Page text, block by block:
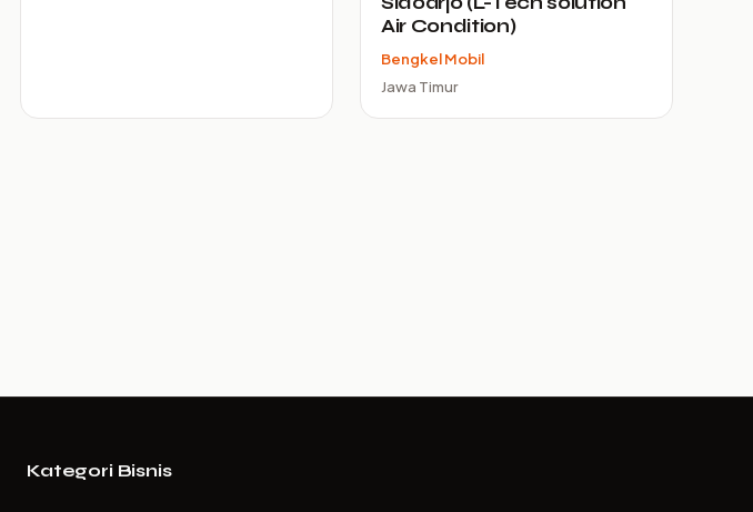
Air Condition)
Bengkel Mobil
Jawa Timur
Kategori Bisnis